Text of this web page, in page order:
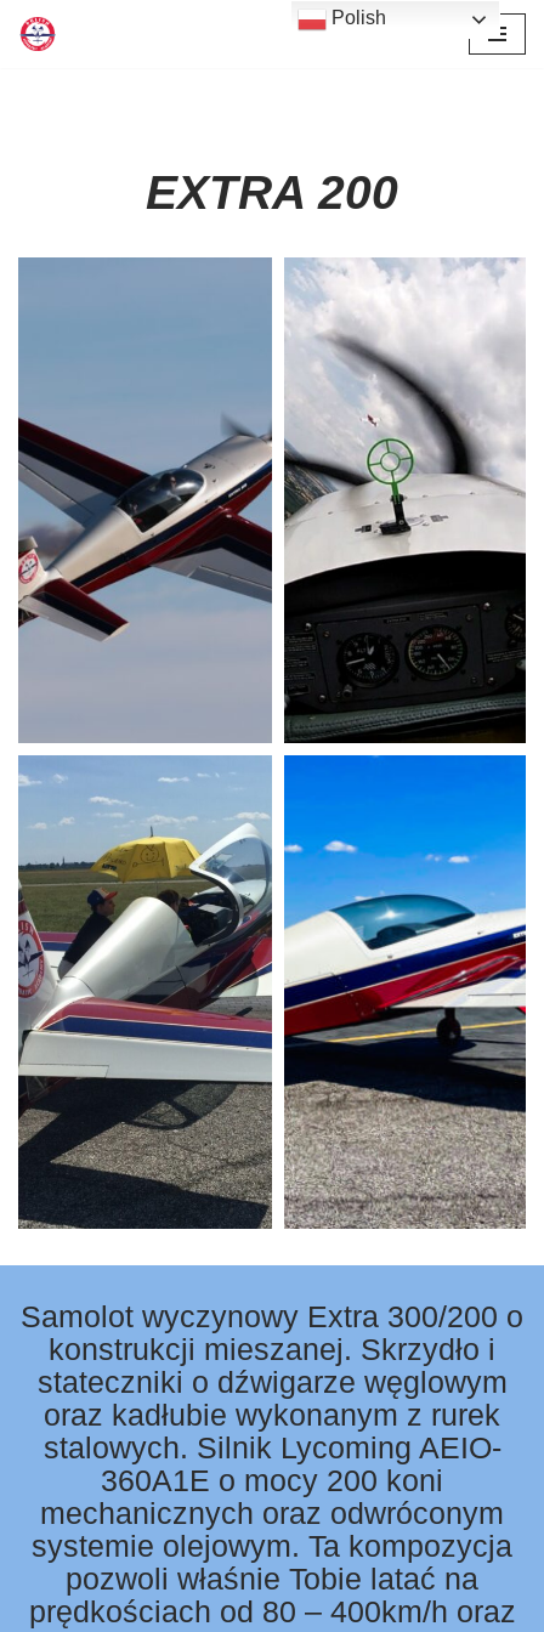
EXTRA 200
Samolot wyczynowy Extra 300/200 o
konstrukcji mieszanej. Skrzydło i
stateczniki o dźwigarze węglowym
oraz kadłubie wykonanym z rurek
stalowych. Silnik Lycoming AEIO-
360A1E o mocy 200 koni
mechanicznych oraz odwróconym
systemie olejowym. Ta kompozycja
pozwoli właśnie Tobie latać na
prędkościach od 80 – 400km/h oraz
Polish